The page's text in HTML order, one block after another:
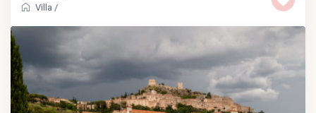
Villa /